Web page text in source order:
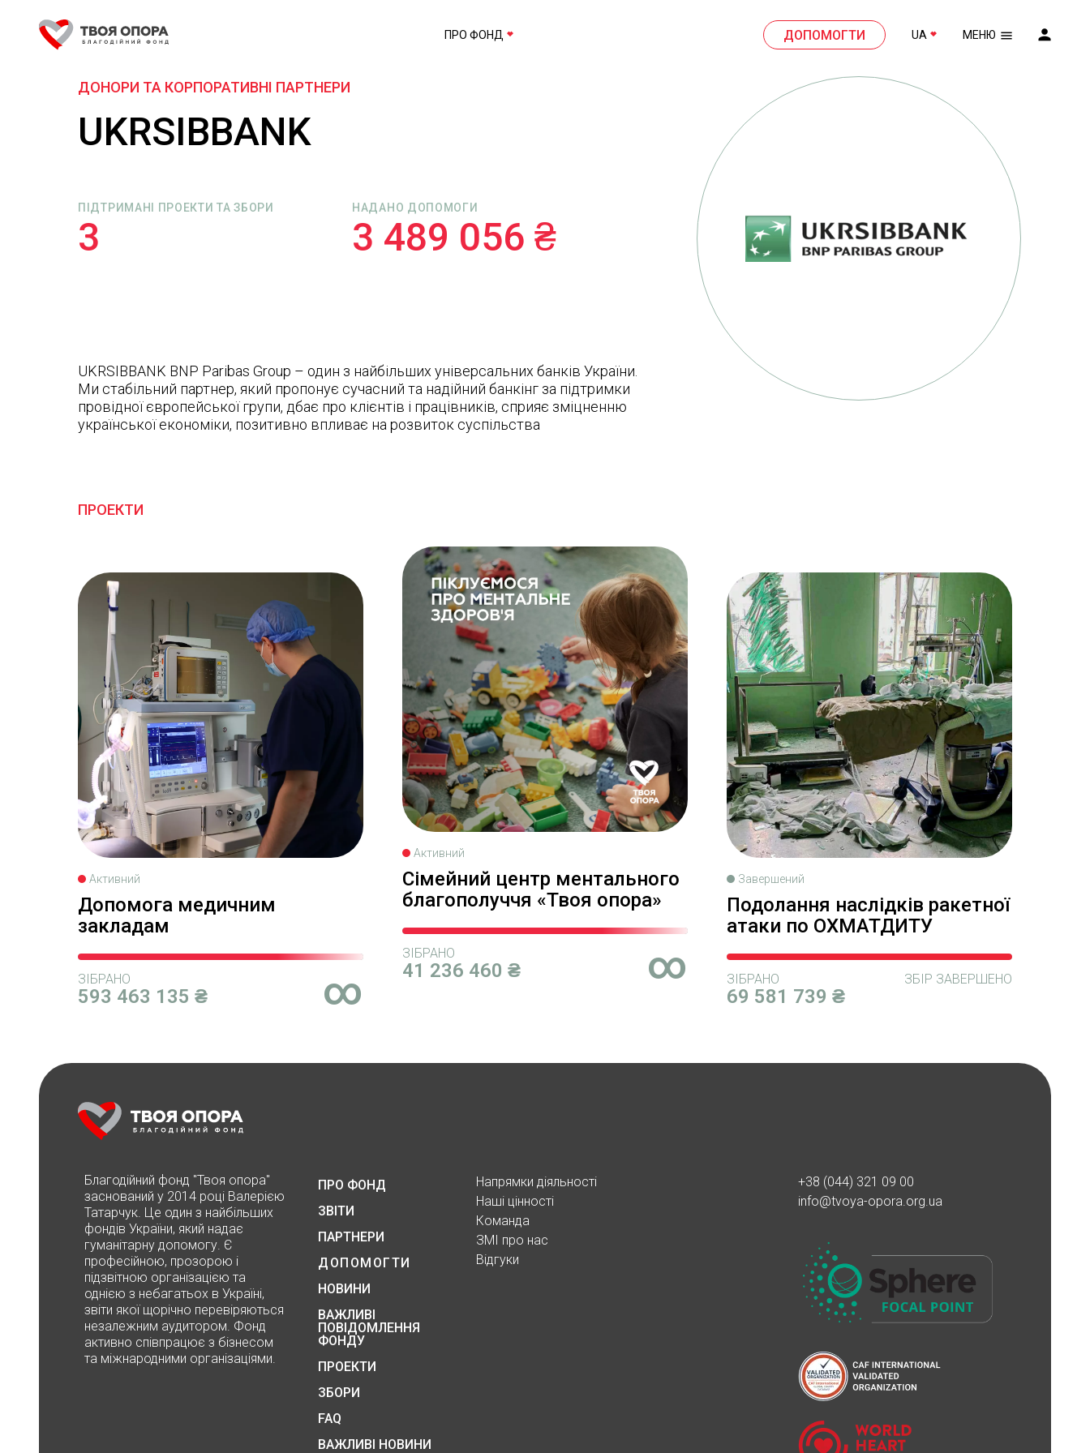
ПРО ФОНД ДОПОМОГТИ UA МЕНЮ
ДОНОРИ ТА КОРПОРАТИВНІ ПАРТНЕРИ
UKRSIBBANK
ПІДТРИМАНІ ПРОЕКТИ ТА ЗБОРИ
3
НАДАНО ДОПОМОГИ
3 489 056 ₴
UKRSIBBANK BNP Paribas Group – один з найбільших універсальних банків України.
Ми стабільний партнер, який пропонує сучасний та надійний банкінг за підтримки
провідної європейської групи, дбає про клієнтів і працівників, сприяє зміцненню
української економіки, позитивно впливає на розвиток суспільства
ПРОЕКТИ
Активний
Допомога медичним
закладам
ЗІБРАНО
593 463 135 ₴ ∞
Активний
Сімейний центр ментального
благополуччя «Твоя опора»
ЗІБРАНО
41 236 460 ₴ ∞
Завершений
Подолання наслідків ракетної
атаки по ОХМАТДИТУ
ЗІБРАНО
69 581 739 ₴
ЗБІР ЗАВЕРШЕНО
+38 (044) 321 09 00
info@tvoya-opora.org.ua
ПРО ФОНД
Напрямки діяльності
Наші цінності
Команда
ЗМІ про нас
Відгуки
ЗВІТИ
ПАРТНЕРИ
ДОПОМОГТИ
НОВИНИ
ВАЖЛИВІ
ПОВІДОМЛЕННЯ
ФОНДУ
ПРОЕКТИ
ЗБОРИ
FAQ
ВАЖЛИВІ НОВИНИ
Благодійний фонд "Твоя опора"
заснований у 2014 році Валерією
Татарчук. Це один з найбільших
фондів України, який надає
гуманітарну допомогу. Є
професійною, прозорою і
підзвітною організацією та
однією з небагатьох в Україні,
звіти якої щорічно перевіряються
незалежним аудитором. Фонд
активно співпрацює з бізнесом
та міжнародними організаціями.